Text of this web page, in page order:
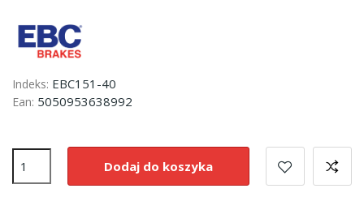
Indeks: EBC151-40
Ean: 5050953638992
Dodaj do koszyka